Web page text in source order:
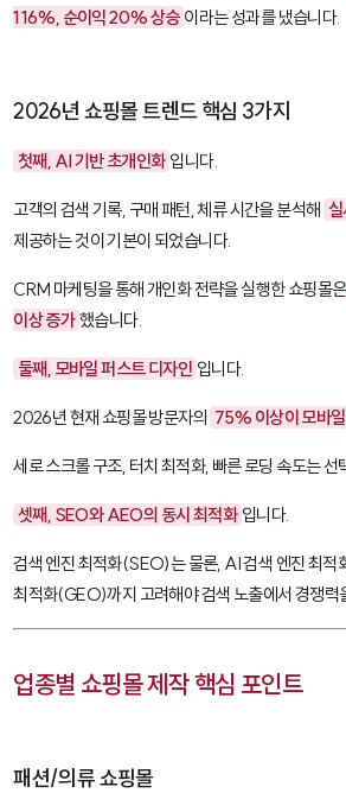
116%, 순이익 20% 상승 이라는 성과를 냈습니다.
2026년 쇼핑몰 트렌드 핵심 3가지
첫째, AI 기반 초개인화 입니다.
고객의 검색 기록, 구매 패턴, 체류 시간을 분석해
제공하는 것이 기본이 되었습니다.
CRM 마케팅을 통해 개인화 전략을 실행한 쇼핑몰은
이상 증가했습니다.
둘째, 모바일 퍼스트 디자인 입니다.
2026년 현재 쇼핑몰 방문자의 75% 이상이 모바일
세로 스크롤 구조, 터치 최적화, 빠른 로딩 속도는 선
셋째, SEO와 AEO의 동시 최적화 입니다.
검색 엔진 최적화(SEO)는 물론, AI 검색 엔진 최
최적화(GEO)까지 고려해야 검색 노출에서 경쟁력
업종별 쇼핑몰 제작 핵심 포인트
패션/의류 쇼핑몰